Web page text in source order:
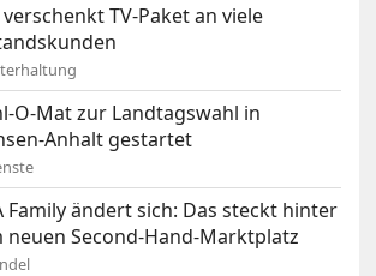
TV-Paket an viele
O-Mat zur Landtagswahl in
Anhalt gestartet
Family ändert sich: Das steckt hinter
neuen Second-Hand-Marktplatz